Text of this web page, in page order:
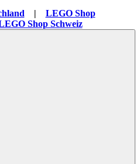
| LEGO Shop
Shop Schweiz